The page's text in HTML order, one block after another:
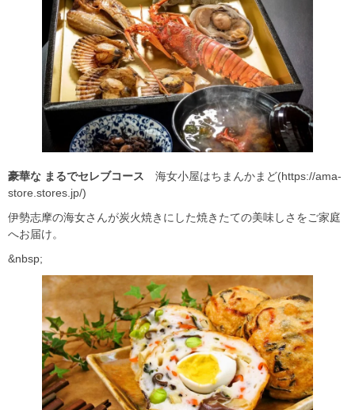
豪華な まるでセレブコース 海女小屋はちまんかまど(https://ama-
store.stores.jp/)
伊勢志摩の海女さんが炭火焼きにした焼きたての美味しさをご家庭
へお届け。
&nbsp;